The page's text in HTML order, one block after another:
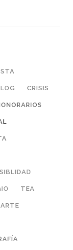
CRISIS
TEA
ARTE